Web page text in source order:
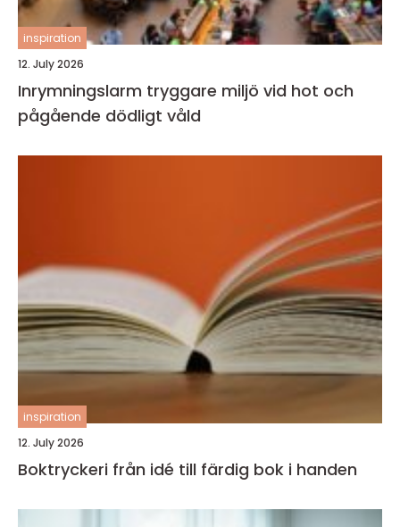
inspiration
12. July 2026
Inrymningslarm tryggare miljö vid hot och
pågående dödligt våld
inspiration
12. July 2026
Boktryckeri från idé till färdig bok i handen